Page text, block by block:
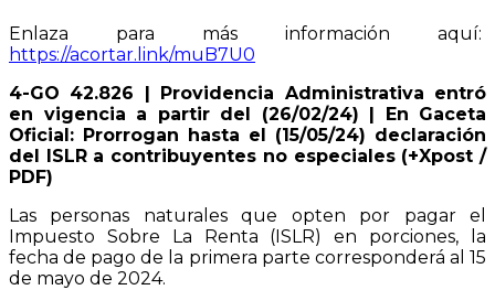
Enlaza para más información aquí:
https://acortar.link/muB7U0
4-GO 42.826 | Providencia Administrativa entró
en vigencia a partir del (26/02/24) | En Gaceta
Oficial: Prorrogan hasta el (15/05/24) declaración
del ISLR a contribuyentes no especiales (+Xpost /
PDF)
Las personas naturales que opten por pagar el
Impuesto Sobre La Renta (ISLR) en porciones, la
fecha de pago de la primera parte corresponderá al 15
de mayo de 2024.